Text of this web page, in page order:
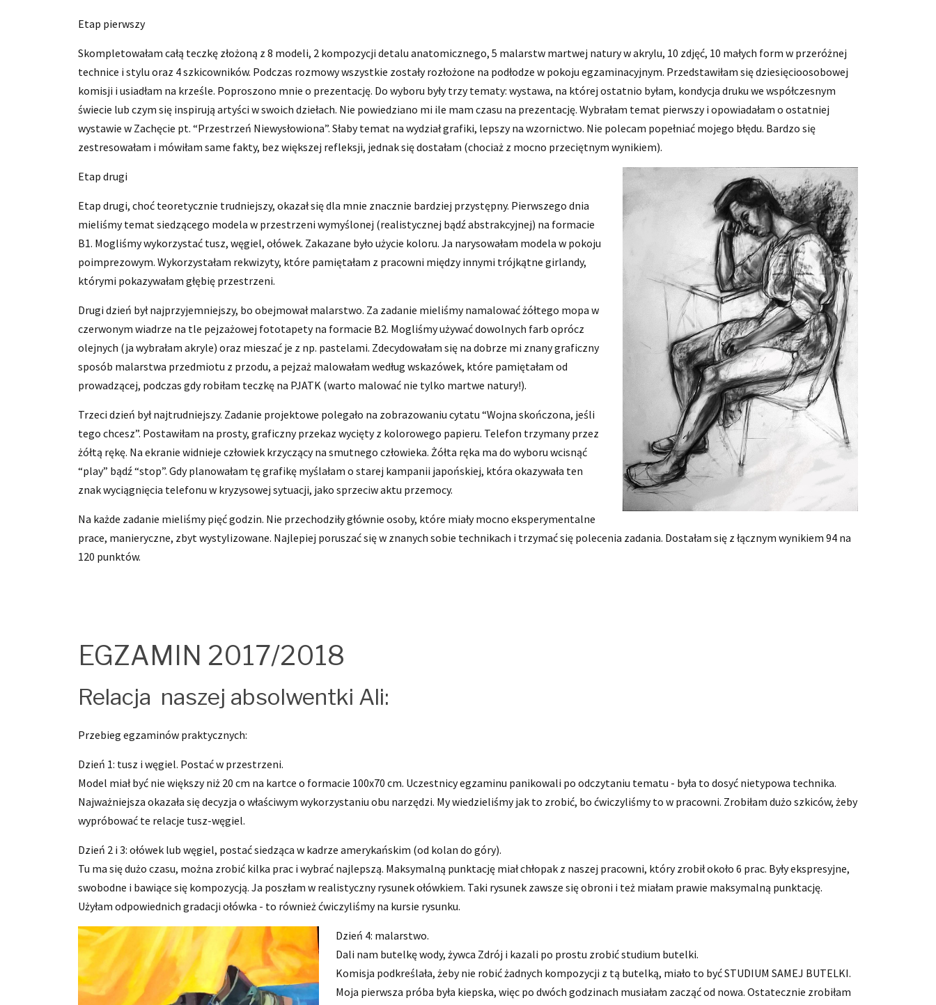
Etap pierwszy
Skompletowałam całą teczkę złożoną z 8 modeli, 2 kompozycji detalu anatomicznego, 5 malarstw martwej natury w akrylu, 10 zdjęć, 10 małych form w przeróżnej
technice i stylu oraz 4 szkicowników. Podczas rozmowy wszystkie zostały rozłożone na podłodze w pokoju egzaminacyjnym. Przedstawiłam się dziesięcioosobowej
komisji i usiadłam na krześle. Poproszono mnie o prezentację. Do wyboru były trzy tematy: wystawa, na której ostatnio byłam, kondycja druku we współczesnym
świecie lub czym się inspirują artyści w swoich dziełach. Nie powiedziano mi ile mam czasu na prezentację. Wybrałam temat pierwszy i opowiadałam o ostatniej
wystawie w Zachęcie pt. “Przestrzeń Niewysłowiona”. Słaby temat na wydział grafiki, lepszy na wzornictwo. Nie polecam popełniać mojego błędu. Bardzo się
zestresowałam i mówiłam same fakty, bez większej refleksji, jednak się dostałam (chociaż z mocno przeciętnym wynikiem).
Etap drugi
Etap drugi, choć teoretycznie trudniejszy, okazał się dla mnie znacznie bardziej przystępny. Pierwszego dnia
mieliśmy temat siedzącego modela w przestrzeni wymyślonej (realistycznej bądź abstrakcyjnej) na formacie
B1. Mogliśmy wykorzystać tusz, węgiel, ołówek. Zakazane było użycie koloru. Ja narysowałam modela w pokoju
poimprezowym. Wykorzystałam rekwizyty, które pamiętałam z pracowni między innymi trójkątne girlandy,
którymi pokazywałam głębię przestrzeni.
Drugi dzień był najprzyjemniejszy, bo obejmował malarstwo. Za zadanie mieliśmy namalować żółtego mopa w
czerwonym wiadrze na tle pejzażowej fototapety na formacie B2. Mogliśmy używać dowolnych farb oprócz
olejnych (ja wybrałam akryle) oraz mieszać je z np. pastelami. Zdecydowałam się na dobrze mi znany graficzny
sposób malarstwa przedmiotu z przodu, a pejzaż malowałam według wskazówek, które pamiętałam od
prowadzącej, podczas gdy robiłam teczkę na PJATK (warto malować nie tylko martwe natury!).
Trzeci dzień był najtrudniejszy. Zadanie projektowe polegało na zobrazowaniu cytatu “Wojna skończona, jeśli
tego chcesz”. Postawiłam na prosty, graficzny przekaz wycięty z kolorowego papieru. Telefon trzymany przez
żółtą rękę. Na ekranie widnieje człowiek krzyczący na smutnego człowieka. Żółta ręka ma do wyboru wcisnąć
“play” bądź “stop”. Gdy planowałam tę grafikę myślałam o starej kampanii japońskiej, która okazywała ten
znak wyciągnięcia telefonu w kryzysowej sytuacji, jako sprzeciw aktu przemocy.
Na każde zadanie mieliśmy pięć godzin. Nie przechodziły głównie osoby, które miały mocno eksperymentalne
prace, manieryczne, zbyt wystylizowane. Najlepiej poruszać się w znanych sobie technikach i trzymać się polecenia zadania. Dostałam się z łącznym wynikiem 94 na
120 punktów.
EGZAMIN 2017/2018
Relacja naszej absolwentki Ali:
Przebieg egzaminów praktycznych:
Dzień 1: tusz i węgiel. Postać w przestrzeni.
Model miał być nie większy niż 20 cm na kartce o formacie 100x70 cm. Uczestnicy egzaminu panikowali po odczytaniu tematu - była to dosyć nietypowa technika.
Najważniejsza okazała się decyzja o właściwym wykorzystaniu obu narzędzi. My wiedzieliśmy jak to zrobić, bo ćwiczyliśmy to w pracowni. Zrobiłam dużo szkiców, żeby
wypróbować te relacje tusz-węgiel.
Dzień 2 i 3: ołówek lub węgiel, postać siedząca w kadrze amerykańskim (od kolan do góry).
Tu ma się dużo czasu, można zrobić kilka prac i wybrać najlepszą. Maksymalną punktację miał chłopak z naszej pracowni, który zrobił około 6 prac. Były ekspresyjne,
swobodne i bawiące się kompozycją. Ja poszłam w realistyczny rysunek ołówkiem. Taki rysunek zawsze się obroni i też miałam prawie maksymalną punktację.
Użyłam odpowiednich gradacji ołówka - to również ćwiczyliśmy na kursie rysunku.
Dzień 4: malarstwo.
Dali nam butelkę wody, żywca Zdrój i kazali po prostu zrobić studium butelki.
Komisja podkreślała, żeby nie robić żadnych kompozycji z tą butelką, miało to być STUDIUM SAMEJ BUTELKI.
Moja pierwsza próba była kiepska, więc po dwóch godzinach musiałam zacząć od nowa. Ostatecznie zrobiłam